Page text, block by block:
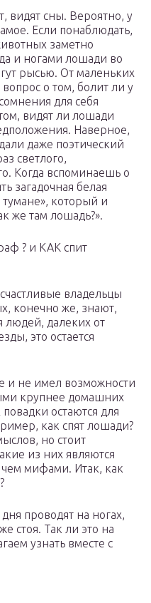
видят сны. Вероятно, у
Если понаблюдать,
заметно
и ногами лошади во
рысью. От маленьких
о том, болит ли у
для себя
видят ли лошади
Наверное,
даже поэтический
светлого,
Когда вспоминаешь о
загадочная белая
который и
же там лошадь?».
? и КАК спит
владельцы
конечно же, знают,
людей, далеких от
это остается
и не имел возможности
крупнее домашних
остаются для
как спят лошади?
но стоит
из них являются
мифами. Итак, как
проводят на ногах,
стоя. Так ли это на
узнать вместе с